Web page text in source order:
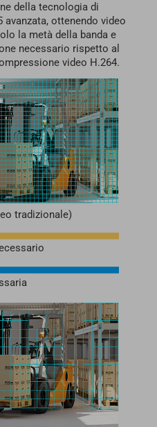
della tecnologia di
ottenendo video
la metà della banda e
necessario rispetto al
video H.264.
tradizionale)